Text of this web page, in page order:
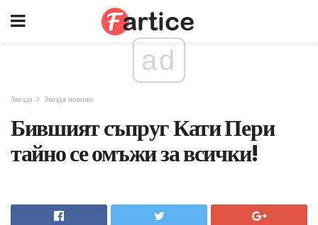
ad
Звезда Звезда новини
Бившият съпруг Кати Пери
тайно се омъжи за всички!